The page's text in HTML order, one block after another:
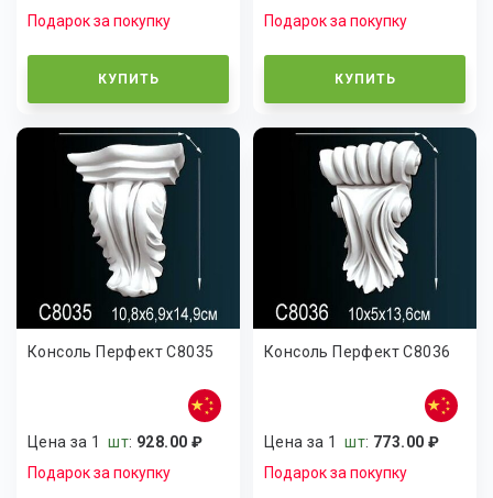
Подарок за покупку
КУПИТЬ
Подарок за покупку
КУПИТЬ
Консоль Перфект C8035
Цена за 1шт: 928.00 ₽
Подарок за покупку
Консоль Перфект C8036
Цена за 1шт: 773.00 ₽
Подарок за покупку